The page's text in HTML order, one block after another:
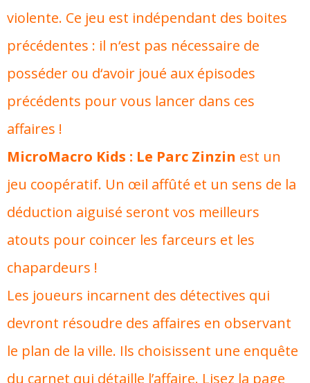
violente. Ce jeu est indépendant des boites
précédentes : il n‘est pas nécessaire de
posséder ou d‘avoir joué aux épisodes
précédents pour vous lancer dans ces
affaires !
MicroMacro Kids : Le Parc Zinzin est un
jeu coopératif. Un œil affûté et un sens de la
déduction aiguisé seront vos meilleurs
atouts pour coincer les farceurs et les
chapardeurs !
Les joueurs incarnent des détectives qui
devront résoudre des affaires en observant
le plan de la ville. Ils choisissent une enquête
du carnet qui détaille l’affaire. Lisez la page